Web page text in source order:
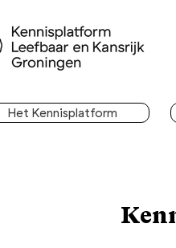
Het Kennisplatform